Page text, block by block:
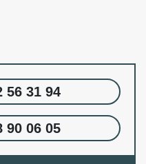
56 31 94
90 06 05